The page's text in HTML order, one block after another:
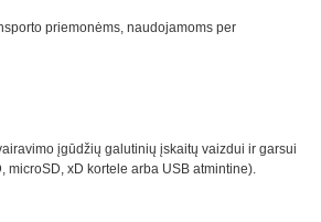
priemonėms, naudojamoms per
įgūdžių galutinių įskaitų vaizdui ir garsui
xD kortele arba USB atmintine).